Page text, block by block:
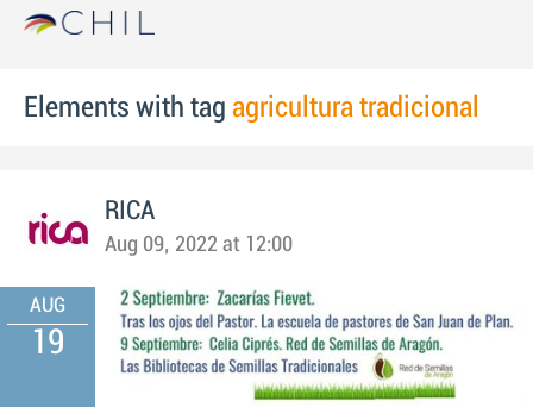
Elements with tag agricultura tradicional
RICA
Aug 09, 2022 at 12:00
AUG
19